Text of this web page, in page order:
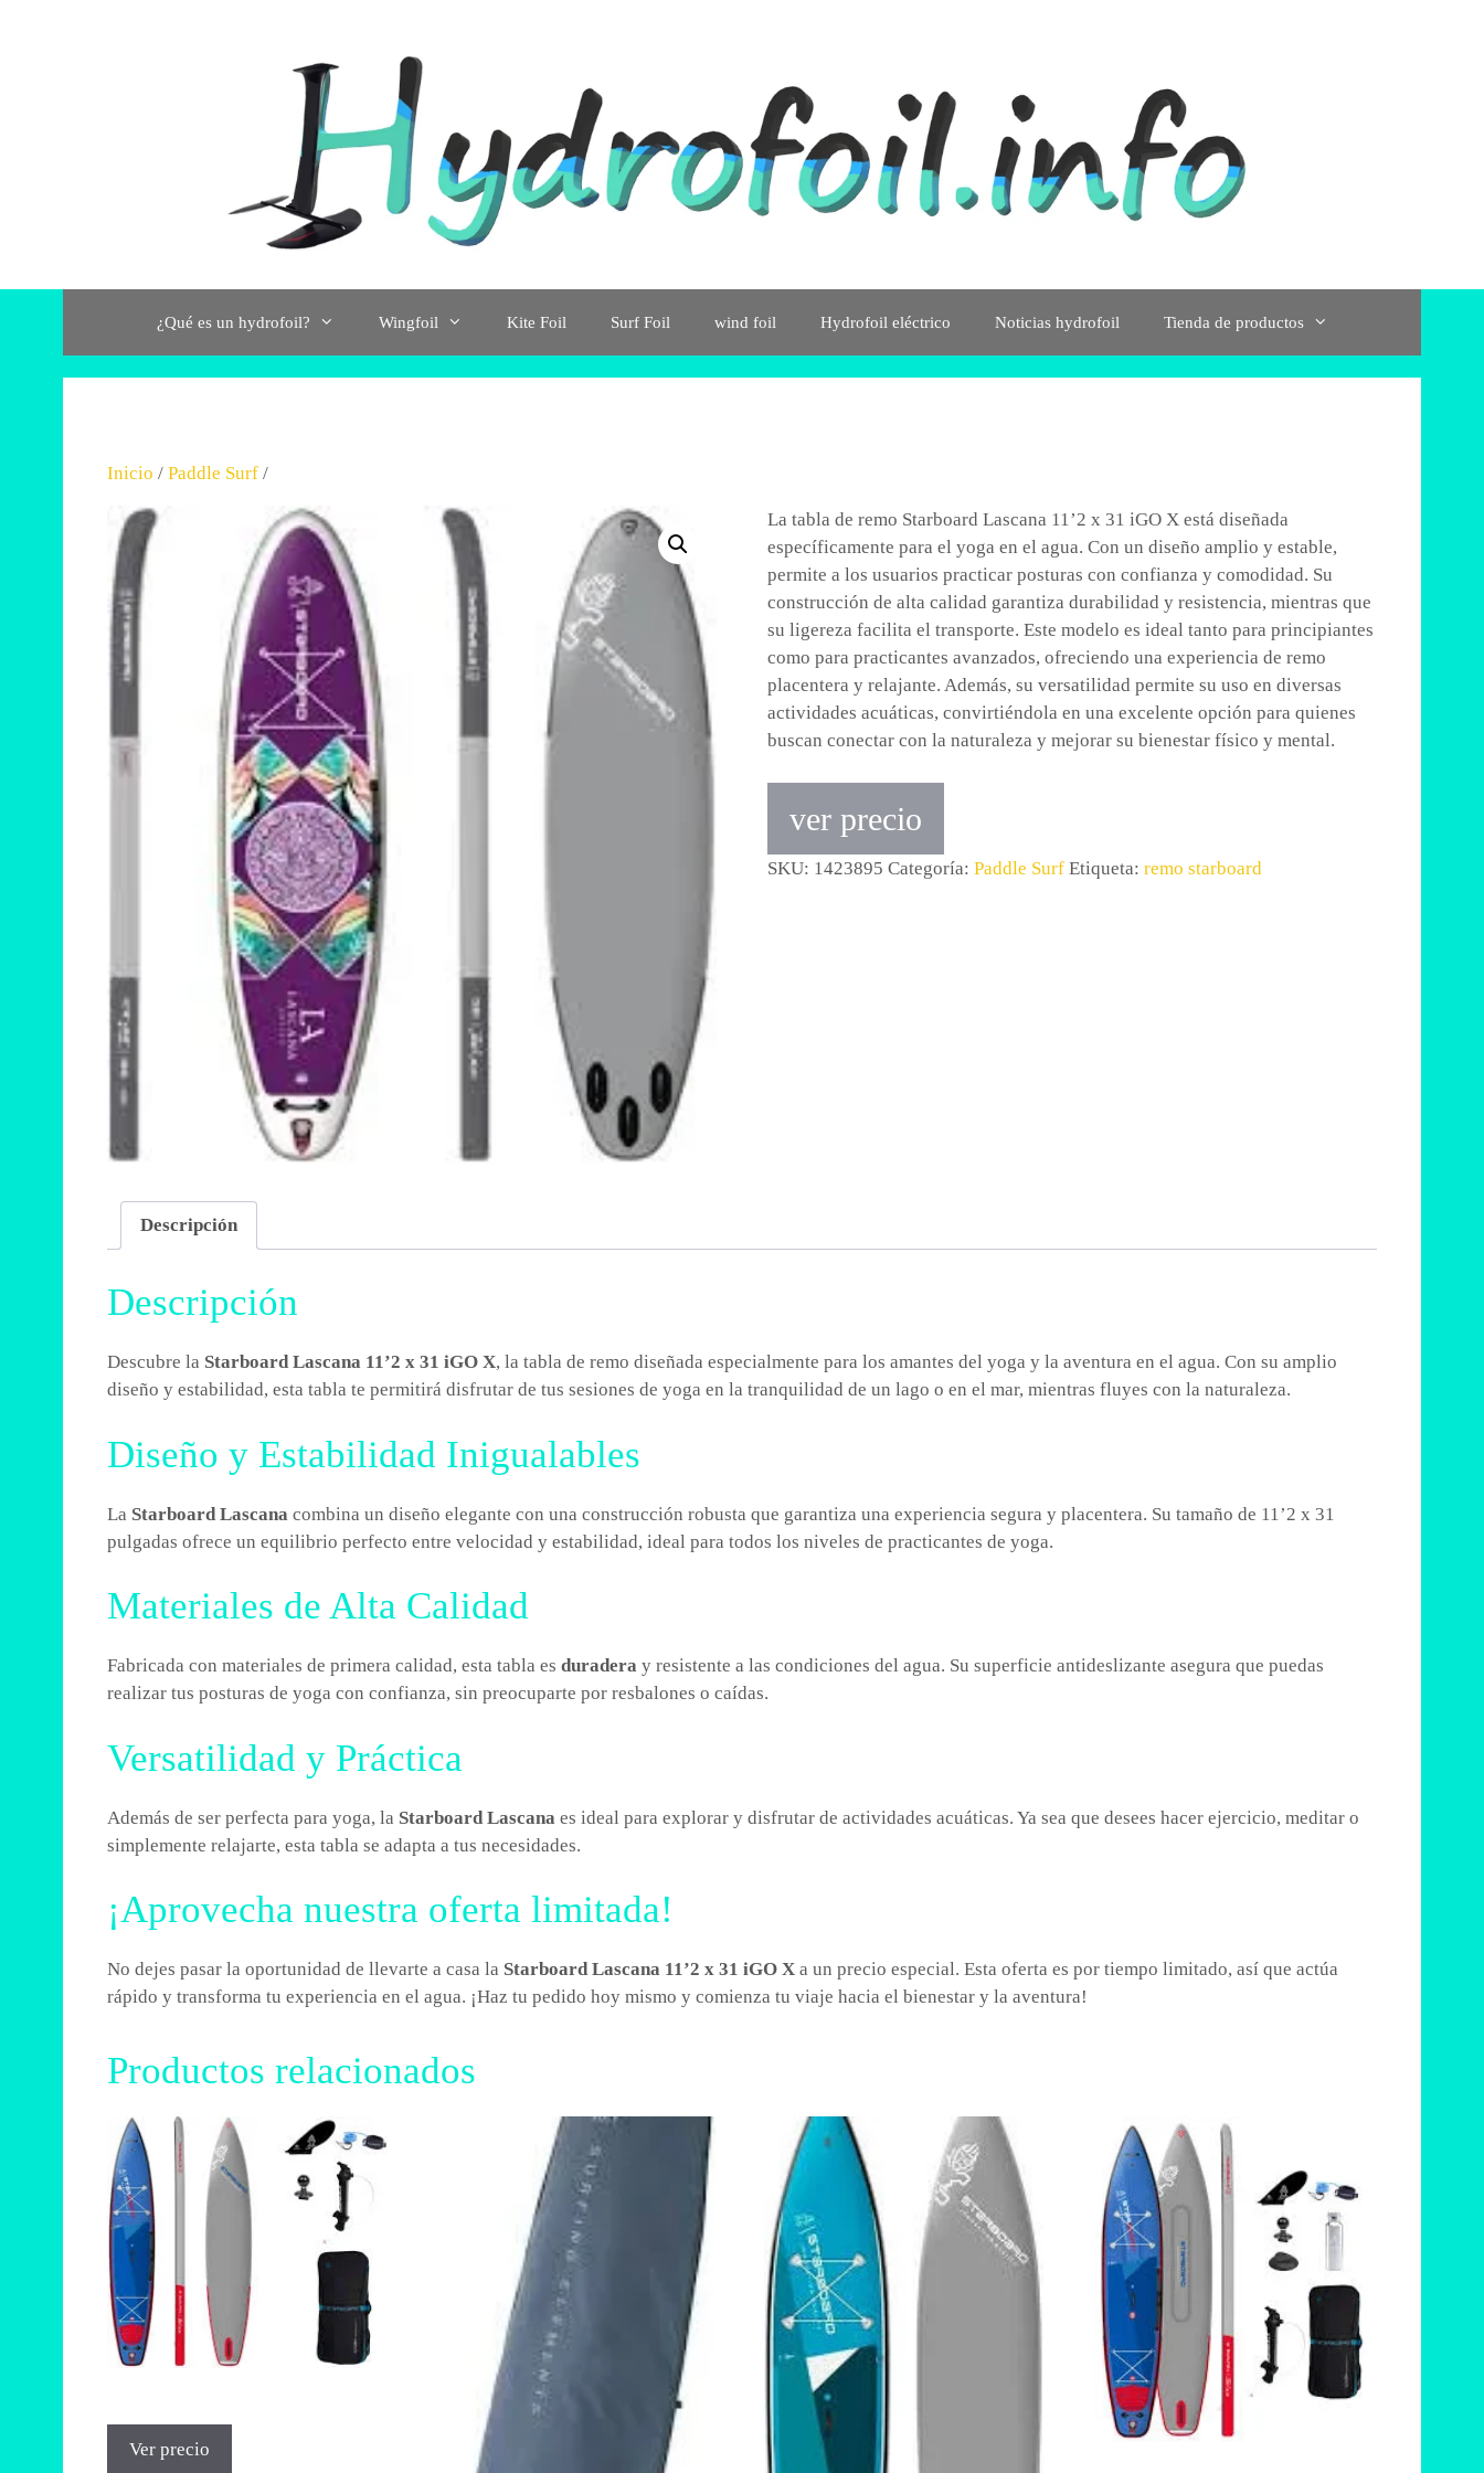
¿Qué es un hydrofoil? Wingfoil Kite Foil Surf Foil wind foil Hydrofoil eléctrico Noticias hydrofoil Tienda de productos
Inicio / Paddle Surf /
La tabla de remo Starboard Lascana 11’2 x 31 iGO X está diseñada
específicamente para el yoga en el agua. Con un diseño amplio y estable,
permite a los usuarios practicar posturas con confianza y comodidad. Su
construcción de alta calidad garantiza durabilidad y resistencia, mientras que
su ligereza facilita el transporte. Este modelo es ideal tanto para principiantes
como para practicantes avanzados, ofreciendo una experiencia de remo
placentera y relajante. Además, su versatilidad permite su uso en diversas
actividades acuáticas, convirtiéndola en una excelente opción para quienes
buscan conectar con la naturaleza y mejorar su bienestar físico y mental.
ver precio
SKU: 1423895 Categoría: Paddle Surf Etiqueta: remo starboard
Descripción
Descripción
Descubre la Starboard Lascana 11’2 x 31 iGO X, la tabla de remo diseñada especialmente para los amantes del yoga y la aventura en el agua. Con su amplio
diseño y estabilidad, esta tabla te permitirá disfrutar de tus sesiones de yoga en la tranquilidad de un lago o en el mar, mientras fluyes con la naturaleza.
Diseño y Estabilidad Inigualables
La Starboard Lascana combina un diseño elegante con una construcción robusta que garantiza una experiencia segura y placentera. Su tamaño de 11’2 x 31
pulgadas ofrece un equilibrio perfecto entre velocidad y estabilidad, ideal para todos los niveles de practicantes de yoga.
Materiales de Alta Calidad
Fabricada con materiales de primera calidad, esta tabla es duradera y resistente a las condiciones del agua. Su superficie antideslizante asegura que puedas
realizar tus posturas de yoga con confianza, sin preocuparte por resbalones o caídas.
Versatilidad y Práctica
Además de ser perfecta para yoga, la Starboard Lascana es ideal para explorar y disfrutar de actividades acuáticas. Ya sea que desees hacer ejercicio, meditar o
simplemente relajarte, esta tabla se adapta a tus necesidades.
¡Aprovecha nuestra oferta limitada!
No dejes pasar la oportunidad de llevarte a casa la Starboard Lascana 11’2 x 31 iGO X a un precio especial. Esta oferta es por tiempo limitado, así que actúa
rápido y transforma tu experiencia en el agua. ¡Haz tu pedido hoy mismo y comienza tu viaje hacia el bienestar y la aventura!
Productos relacionados
Ver precio